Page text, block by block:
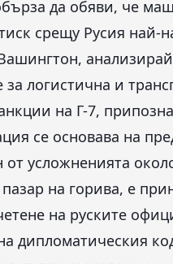
да обяви, че
срещу Русия най-
логистична и
на Г-7,
се основава на
усложненията
на горива, е
на руските
дипломатическия